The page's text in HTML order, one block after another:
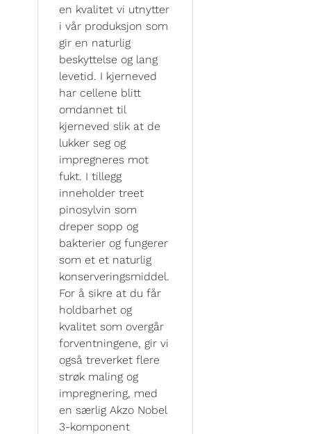
en kvalitet vi utnytter
i vår produksjon som
gir en naturlig
beskyttelse og lang
levetid. I kjerneved
har cellene blitt
omdannet til
kjerneved slik at de
lukker seg og
impregneres mot
fukt. I tillegg
inneholder treet
pinosylvin som
dreper sopp og
bakterier og fungerer
som et et naturlig
konserveringsmiddel.
For å sikre at du får
holdbarhet og
kvalitet som overgår
forventningene, gir vi
også treverket flere
strøk maling og
impregnering, med
en særlig Akzo Nobel
3-komponent